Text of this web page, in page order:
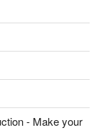
- Make your